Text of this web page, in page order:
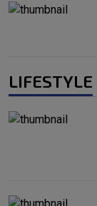
LIFESTYLE